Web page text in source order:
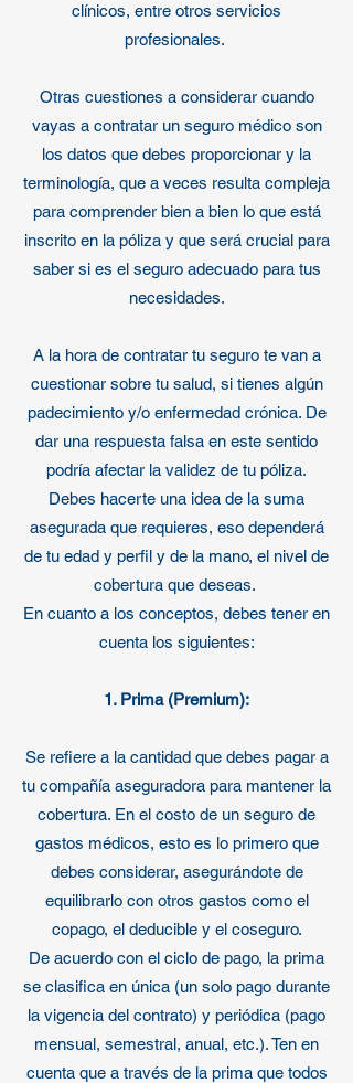
clínicos, entre otros servicios
profesionales.
Otras cuestiones a considerar cuando
vayas a contratar un seguro médico son
los datos que debes proporcionar y la
terminología, que a veces resulta compleja
para comprender bien a bien lo que está
inscrito en la póliza y que será crucial para
saber si es el seguro adecuado para tus
necesidades.
A la hora de contratar tu seguro te van a
cuestionar sobre tu salud, si tienes algún
padecimiento y/o enfermedad crónica. De
dar una respuesta falsa en este sentido
podría afectar la validez de tu póliza.
Debes hacerte una idea de la suma
asegurada que requieres, eso dependerá
de tu edad y perfil y de la mano, el nivel de
cobertura que deseas.
En cuanto a los conceptos, debes tener en
cuenta los siguientes:
1. Prima (Premium):
Se refiere a la cantidad que debes pagar a
tu compañía aseguradora para mantener la
cobertura. En el costo de un seguro de
gastos médicos, esto es lo primero que
debes considerar, asegurándote de
equilibrarlo con otros gastos como el
copago, el deducible y el coseguro.
De acuerdo con el ciclo de pago, la prima
se clasifica en única (un solo pago durante
la vigencia del contrato) y periódica (pago
mensual, semestral, anual, etc.). Ten en
cuenta que a través de la prima que todos